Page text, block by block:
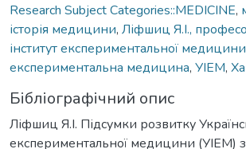
Research Subject Categories::MEDICINE,
історія медицини, Ліфшиц Я.І.,
інститут експериментальної медицини
експериментальна медицина, УІЕМ,
Бібліографічний опис
Ліфшиц Я.І. Підсумки розвитку
експериментальної медицини (УІЕМ)